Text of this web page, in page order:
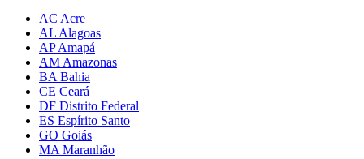
AC Acre
AL Alagoas
AP Amapá
AM Amazonas
BA Bahia
CE Ceará
DF Distrito Federal
ES Espírito Santo
GO Goiás
MA Maranhão